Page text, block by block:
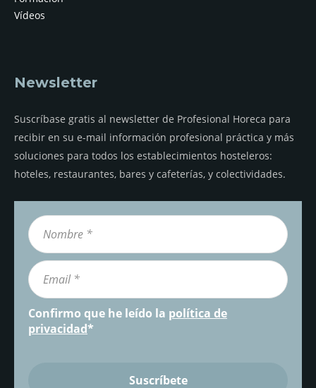
Vídeos
Newsletter
Suscríbase gratis al newsletter de Profesional Horeca para
recibir en su e-mail información profesional práctica y más
soluciones para todos los establecimientos hosteleros:
hoteles, restaurantes, bares y cafeterías, y colectividades.
Confirmo que he leído la política de
privacidad*